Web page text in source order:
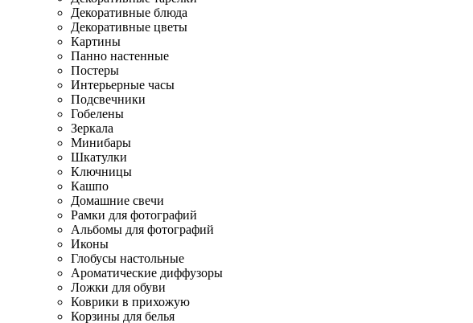
Декоративные блюда
Декоративные цветы
Картины
Панно настенные
Постеры
Интерьерные часы
Подсвечники
Гобелены
Зеркала
Минибары
Шкатулки
Ключницы
Кашпо
Домашние свечи
Рамки для фотографий
Альбомы для фотографий
Иконы
Глобусы настольные
Ароматические диффузоры
Ложки для обуви
Коврики в прихожую
Корзины для белья